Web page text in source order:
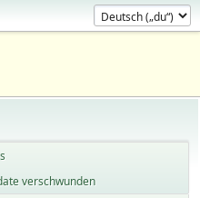
verschwunden